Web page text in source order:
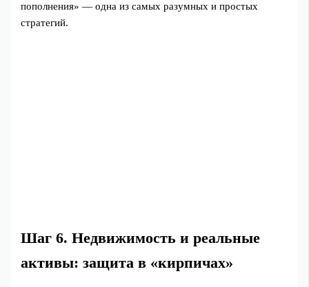
пополнения» — одна из самых разумных и простых
стратегий.
Шаг 6. Недвижимость и реальные
активы: защита в «кирпичах»